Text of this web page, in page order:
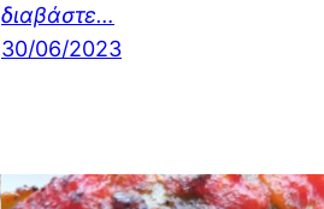
διαβάστε…
30/06/2023